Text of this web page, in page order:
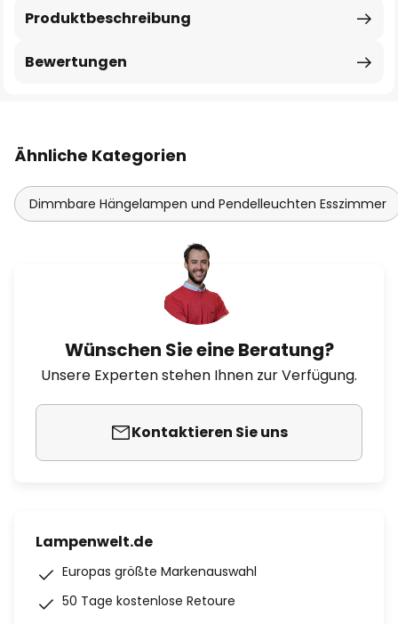
Produktbeschreibung
Bewertungen
Ähnliche Kategorien
Dimmbare Hängelampen und Pendelleuchten Esszimmer
Wünschen Sie eine Beratung?
Unsere Experten stehen Ihnen zur Verfügung.
Kontaktieren Sie uns
Lampenwelt.de
Europas größte Markenauswahl
50 Tage kostenlose Retoure